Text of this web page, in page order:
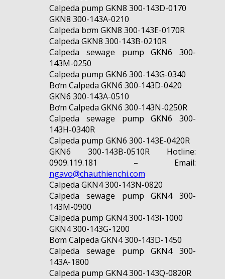
Calpeda pump GKN8 300-143D-0170
GKN8 300-143A-0210
Calpeda bơm GKN8 300-143E-0170R
Calpeda GKN8 300-143B-0210R
Calpeda sewage pump GKN6 300-
143M-0250
Calpeda pump GKN6 300-143G-0340
Bơm Calpeda GKN6 300-143D-0420
GKN6 300-143A-0510
Bơm Calpeda GKN6 300-143N-0250R
Calpeda sewage pump GKN6 300-
143H-0340R
Calpeda pump GKN6 300-143E-0420R
GKN6 300-143B-0510R Hotline:
0909.119.181 – Email:
ngavo@chauthienchi.com
Calpeda GKN4 300-143N-0820
Calpeda sewage pump GKN4 300-
143M-0900
Calpeda pump GKN4 300-143I-1000
GKN4 300-143G-1200
Bơm Calpeda GKN4 300-143D-1450
Calpeda sewage pump GKN4 300-
143A-1800
Calpeda pump GKN4 300-143Q-0820R